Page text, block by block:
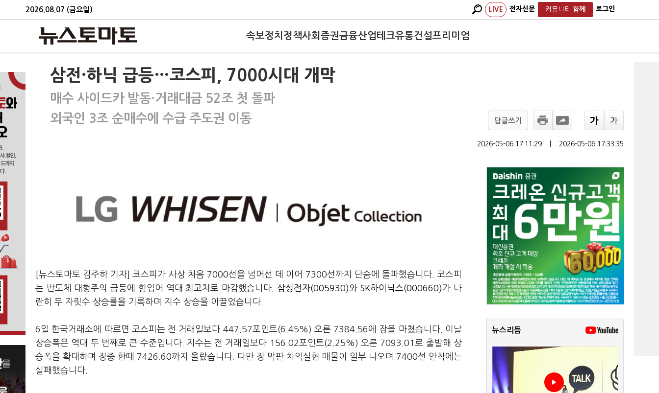
2026.08.07 (금요일) LIVE 전자신문 커뮤니티 함께 로그인
속보정치 정책사회 증권금융산업테크유통건설프리미엄
삼전·하닉 급등…코스피, 7000시대 개막
매수 사이드카 발동·거래대금 52조 첫 돌파
외국인 3조 순매수에 수급 주도권 이동
답글쓰기
2026-05-06 17:11:29 2026-05-06 17:33:35
[뉴스토마토 김주하 기자] 코스피가 사상 처음 7000선을 넘어선 데 이어 7300선까지 단숨에 돌파했습니다. 코스피
는 반도체 대형주의 급등에 힘입어 역대 최고치로 마감했습니다. 삼성전자(005930)와 SK하이닉스(000660)가 나
란히 두 자릿수 상승률을 기록하며 지수 상승을 이끌었습니다.
6일 한국거래소에 따르면 코스피는 전 거래일보다 447.57포인트(6.45%) 오른 7384.56에 장을 마쳤습니다. 이날
상승폭은 역대 두 번째로 큰 수준입니다. 지수는 전 거래일보다 156.02포인트(2.25%) 오른 7093.01로 출발해 상
승폭을 확대하며 장중 한때 7426.60까지 올랐습니다. 다만 장 막판 차익실현 매물이 일부 나오며 7400선 안착에는
실패했습니다.
뉴스리듬